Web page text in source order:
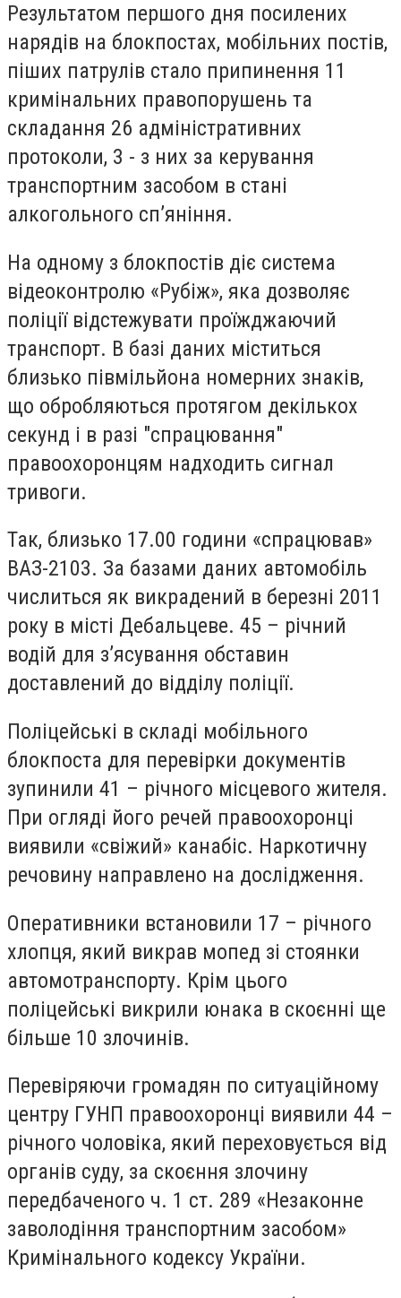
Результатом першого дня посилених
нарядів на блокпостах, мобільних постів,
піших патрулів стало припинення 11
кримінальних правопорушень та
складання 26 адміністративних
протоколи, 3 - з них за керування
транспортним засобом в стані
алкогольного сп’яніння.
На одному з блокпостів діє система
відеоконтролю «Рубіж», яка дозволяє
поліції відстежувати проїжджаючий
транспорт. В базі даних міститься
близько півмільйона номерних знаків,
що обробляються протягом декількох
секунд і в разі "спрацювання"
правоохоронцям надходить сигнал
тривоги.
Так, близько 17.00 години «спрацював»
ВАЗ-2103. За базами даних автомобіль
числиться як викрадений в березні 2011
року в місті Дебальцеве. 45 – річний
водій для з’ясування обставин
доставлений до відділу поліції.
Поліцейські в складі мобільного
блокпоста для перевірки документів
зупинили 41 – річного місцевого жителя.
При огляді його речей правоохоронці
виявили «свіжий» канабіс. Наркотичну
речовину направлено на дослідження.
Оперативники встановили 17 – річного
хлопця, який викрав мопед зі стоянки
автомотранспорту. Крім цього
поліцейські викрили юнака в скоєнні ще
більше 10 злочинів.
Перевіряючи громадян по ситуаційному
центру ГУНП правоохоронці виявили 44 –
річного чоловіка, який переховується від
органів суду, за скоєння злочину
передбаченого ч. 1 ст. 289 «Незаконне
заволодіння транспортним засобом»
Кримінального кодексу України.